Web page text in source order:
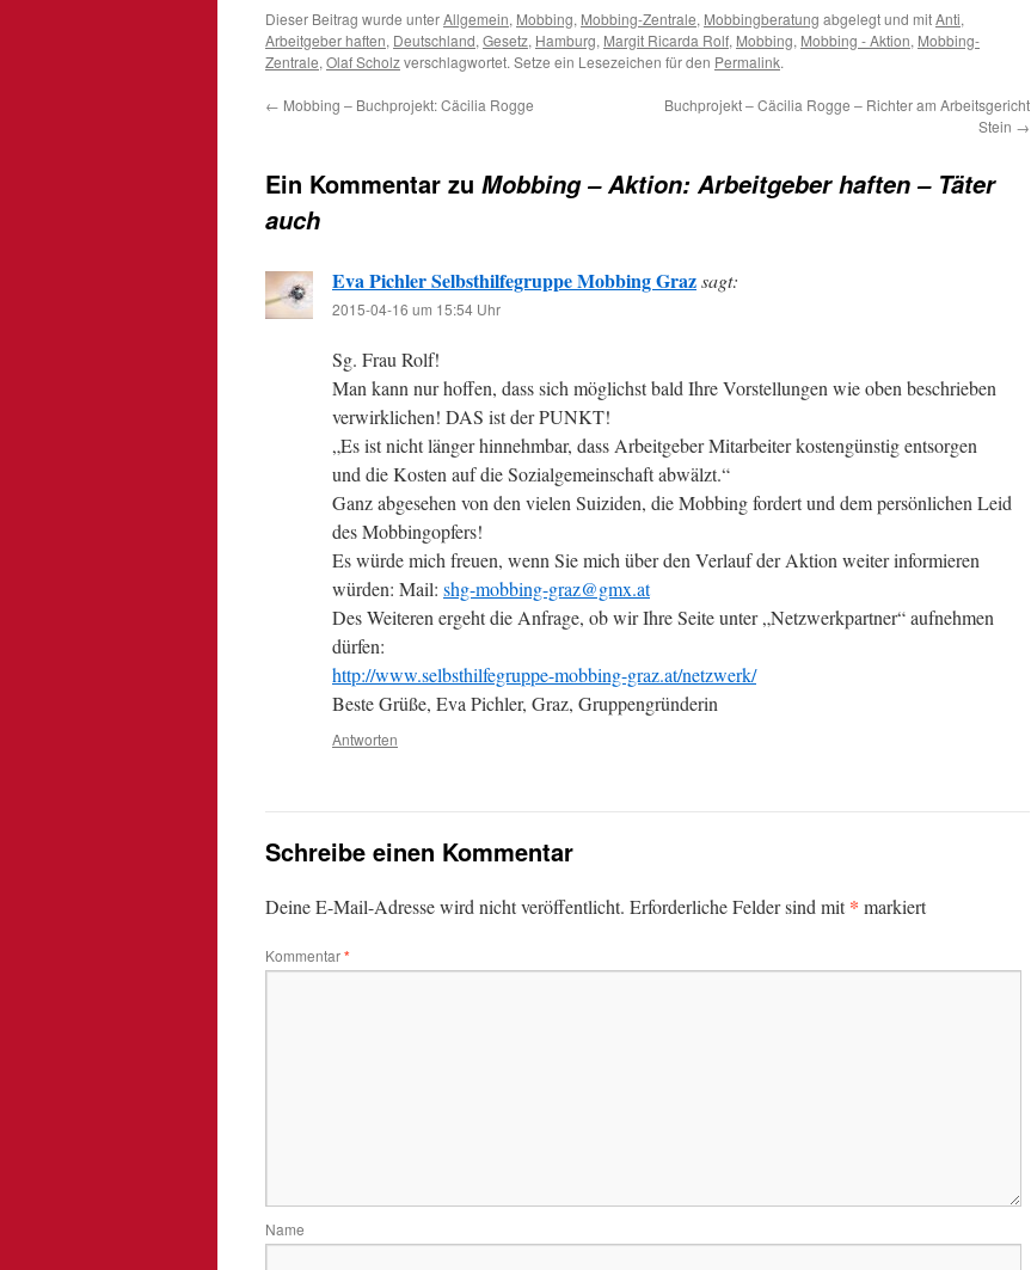
Dieser Beitrag wurde unterAllgemein, Mobbing, Mobbing-Zentrale, Mobbingberatung abgelegt und mitAnti,
Arbeitgeber haften, Deutschland, Gesetz, Hamburg, Margit Ricarda Rolf, Mobbing, Mobbing - Aktion, Mobbing-
Zentrale, Olaf Scholzverschlagwortet. Setze ein Lesezeichen für den Permalink.
← Mobbing – Buchprojekt: Cäcilia Rogge
Buchprojekt – Cäcilia Rogge – Richter am Arbeitsgericht
Stein →
Ein Kommentar zu Mobbing – Aktion: Arbeitgeber haften – Täter
auch
Eva Pichler Selbsthilfegruppe Mobbing Grazsagt:
2015-04-16 um 15:54 Uhr
Sg. Frau Rolf!
Man kann nur hoffen, dass sich möglichst bald Ihre Vorstellungen wie oben beschrieben
verwirklichen! DAS ist der PUNKT!
„Es ist nicht länger hinnehmbar, dass Arbeitgeber Mitarbeiter kostengünstig entsorgen
und die Kosten auf die Sozialgemeinschaft abwälzt.“
Ganz abgesehen von den vielen Suiziden, die Mobbing fordert und dem persönlichen Leid
des Mobbingopfers!
Es würde mich freuen, wenn Sie mich über den Verlauf der Aktion weiter informieren
würden: Mail: shg-mobbing-graz@gmx.at
Des Weiteren ergeht die Anfrage, ob wir Ihre Seite unter „Netzwerkpartner“ aufnehmen
dürfen:
http://www.selbsthilfegruppe-mobbing-graz.at/netzwerk/
Beste Grüße, Eva Pichler, Graz, Gruppengründerin
Antworten
Schreibe einen Kommentar
Deine E-Mail-Adresse wird nicht veröffentlicht. Erforderliche Felder sind mit* markiert
Kommentar*
Name